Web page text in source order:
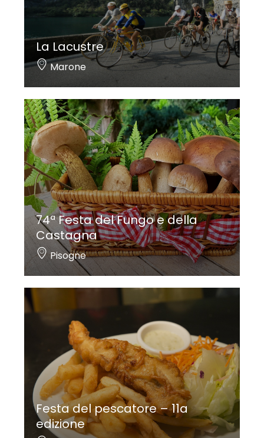
La Lacustre
Marone
74ª Festa del Fungo e della
Castagna
Pisogne
Festa del pescatore – 11a
edizione